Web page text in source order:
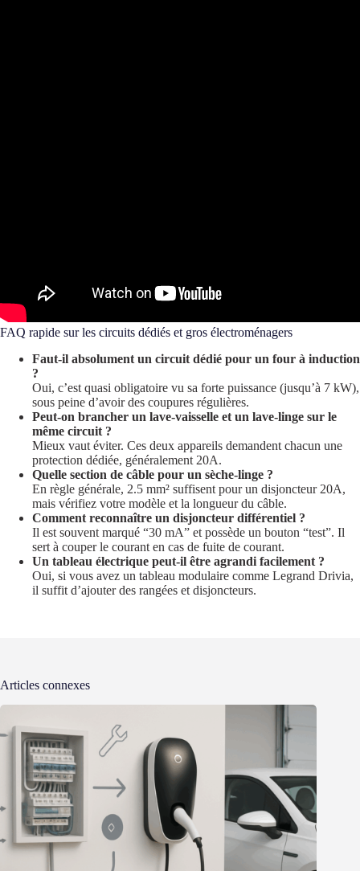
FAQ rapide sur les circuits dédiés et gros électroménagers
Faut-il absolument un circuit dédié pour un four à induction
?
Oui, c’est quasi obligatoire vu sa forte puissance (jusqu’à 7 kW),
sous peine d’avoir des coupures régulières.
Peut-on brancher un lave-vaisselle et un lave-linge sur le
même circuit ?
Mieux vaut éviter. Ces deux appareils demandent chacun une
protection dédiée, généralement 20A.
Quelle section de câble pour un sèche-linge ?
En règle générale, 2.5 mm² suffisent pour un disjoncteur 20A,
mais vérifiez votre modèle et la longueur du câble.
Comment reconnaître un disjoncteur différentiel ?
Il est souvent marqué “30 mA” et possède un bouton “test”. Il
sert à couper le courant en cas de fuite de courant.
Un tableau électrique peut-il être agrandi facilement ?
Oui, si vous avez un tableau modulaire comme Legrand Drivia,
il suffit d’ajouter des rangées et disjoncteurs.
Articles connexes